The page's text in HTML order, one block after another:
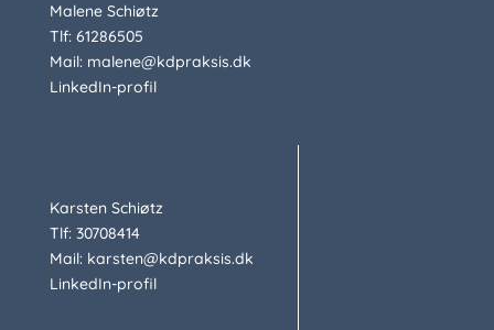
Malene Schiøtz
Tlf: 61286505
Mail: malene@kdpraksis.dk
LinkedIn-profil
Karsten Schiøtz
Tlf: 30708414
Mail: karsten@kdpraksis.dk
LinkedIn-profil